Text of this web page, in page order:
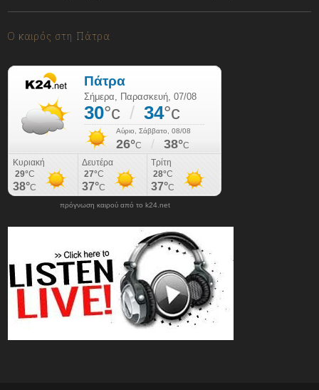
Ο καιρός στη Πάτρα
πρόγνωση καιρού από το k24.net